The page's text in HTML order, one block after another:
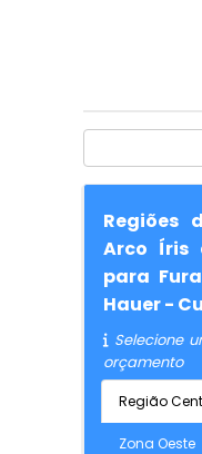
Regiões
Arco Íris
para
Hauer -
Selecione
orçamento
Região
Zona Oeste